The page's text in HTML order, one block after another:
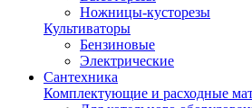
Ножницы-кусторезы
Культиваторы
Бензиновые
Электрические
Сантехника
Комплектующие и расходные